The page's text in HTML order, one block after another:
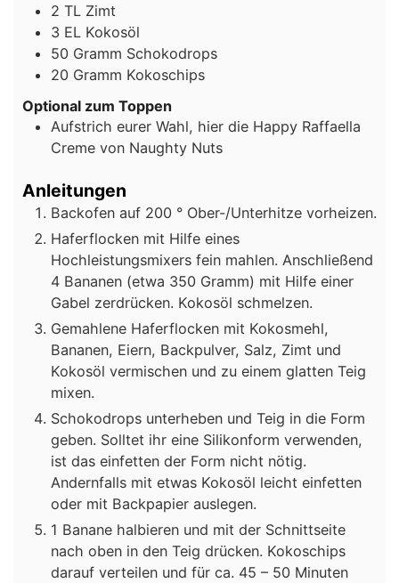
2 TL Zimt
3 EL Kokosöl
50 Gramm Schokodrops
20 Gramm Kokoschips
Optional zum Toppen
Aufstrich eurer Wahl, hier die Happy Raffaella
Creme von Naughty Nuts
Anleitungen
Backofen auf 200 ° Ober-/Unterhitze vorheizen.
Haferflocken mit Hilfe eines
Hochleistungsmixers fein mahlen. Anschließend
4 Bananen (etwa 350 Gramm) mit Hilfe einer
Gabel zerdrücken. Kokosöl schmelzen.
Gemahlene Haferflocken mit Kokosmehl,
Bananen, Eiern, Backpulver, Salz, Zimt und
Kokosöl vermischen und zu einem glatten Teig
mixen.
Schokodrops unterheben und Teig in die Form
geben. Solltet ihr eine Silikonform verwenden,
ist das einfetten der Form nicht nötig.
Andernfalls mit etwas Kokosöl leicht einfetten
oder mit Backpapier auslegen.
1 Banane halbieren und mit der Schnittseite
nach oben in den Teig drücken. Kokoschips
darauf verteilen und für ca. 45 – 50 Minuten